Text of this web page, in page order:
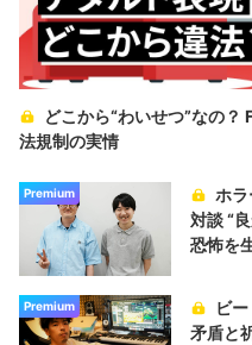
どこから“わいせつ”なの
法規制の実情
Premium
ホ
対談 “
恐怖を
Premium
ビ
矛盾と